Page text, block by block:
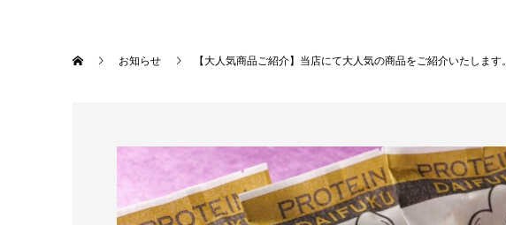
お知らせ 【大人気商品ご紹介】当店にて大人気の商品をご紹介いたします。